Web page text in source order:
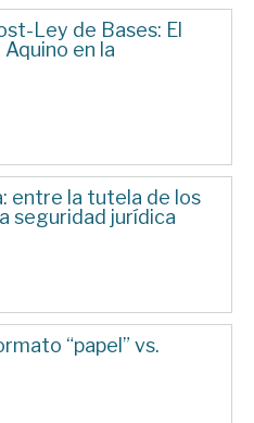
Ley de Bases: El
en la
entre la tutela de los
seguridad jurídica
“papel” vs.